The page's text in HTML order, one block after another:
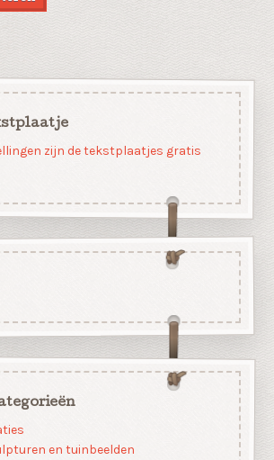
zijn de tekstplaatjes gratis
en tuinbeelden